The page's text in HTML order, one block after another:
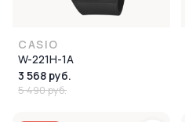
CASIO
W-221H-1A
3 568 руб.
5 490 руб.